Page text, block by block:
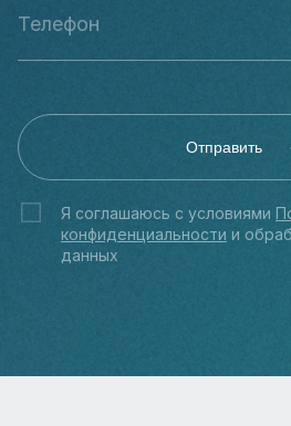
Отправить
Я соглашаюсь с условиями
конфиденциальности и
данных